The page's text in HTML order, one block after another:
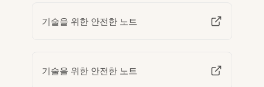
기술을 위한 안전한 노트
기술을 위한 안전한 노트